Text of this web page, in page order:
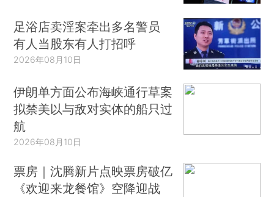
足浴店卖淫案牵出多名警员
有人当股东有人打招呼
2026年08月10日
伊朗单方面公布海峡通行草案
拟禁美以与敌对实体的船只过
航
2026年08月10日
票房｜沈腾新片点映票房破亿
《欢迎来龙餐馆》空降迎战